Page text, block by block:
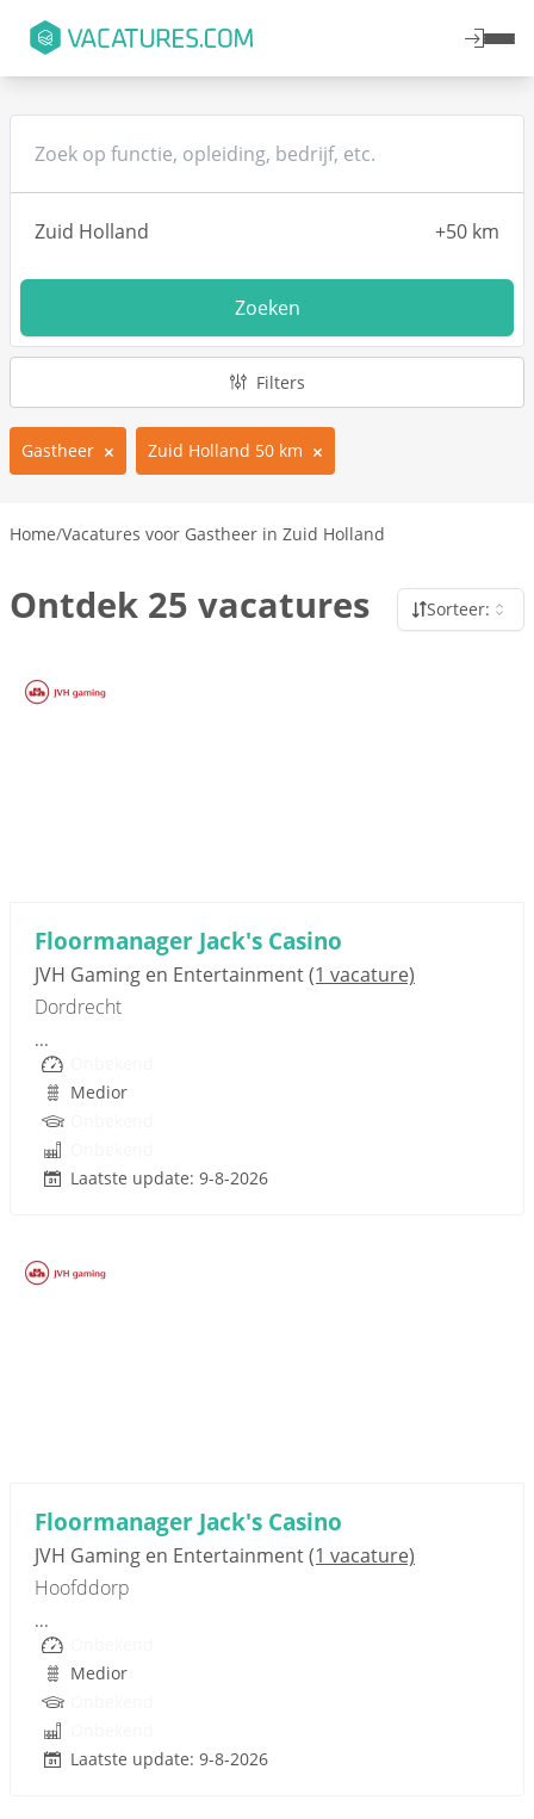
Zoeken
Filters
Gastheer Zuid Holland 50 km
Home/Vacatures voor Gastheer in Zuid Holland
Ontdek 25 vacatures Sorteer:
Floormanager Jack's Casino
JVH Gaming en Entertainment(1 vacature)
Dordrecht
...
Medior
Laatste update: 9-8-2026
Floormanager Jack's Casino
JVH Gaming en Entertainment(1 vacature)
Hoofddorp
...
Medior
Laatste update: 9-8-2026